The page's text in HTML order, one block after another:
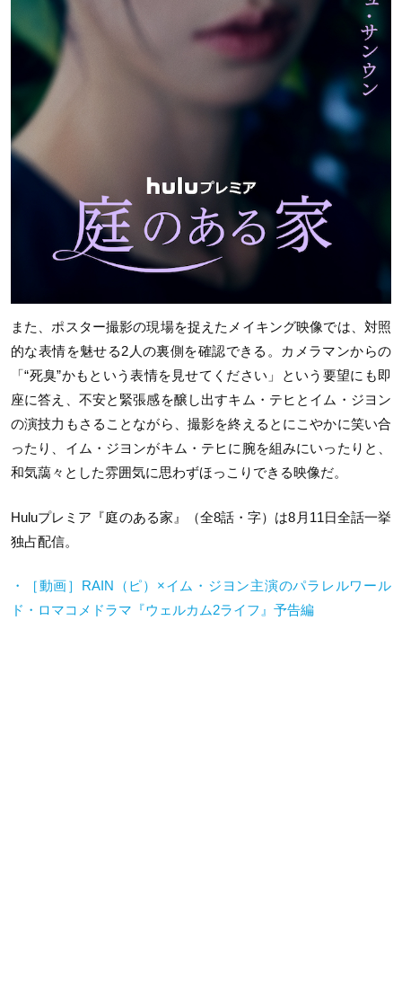
また、ポスター撮影の現場を捉えたメイキング映像では、対照
的な表情を魅せる2人の裏側を確認できる。カメラマンからの
「“死臭”かもという表情を見せてください」という要望にも即
座に答え、不安と緊張感を醸し出すキム・テヒとイム・ジヨン
の演技力もさることながら、撮影を終えるとにこやかに笑い合
ったり、イム・ジヨンがキム・テヒに腕を組みにいったりと、
和気藹々とした雰囲気に思わずほっこりできる映像だ。
Huluプレミア『庭のある家』（全8話・字）は8月11日全話一挙
独占配信。
・［動画］ RAIN （ピ） ×イム・ジヨン主演のパラレルワール
ド・ロマコメドラマ『ウェルカム2ライフ』予告編